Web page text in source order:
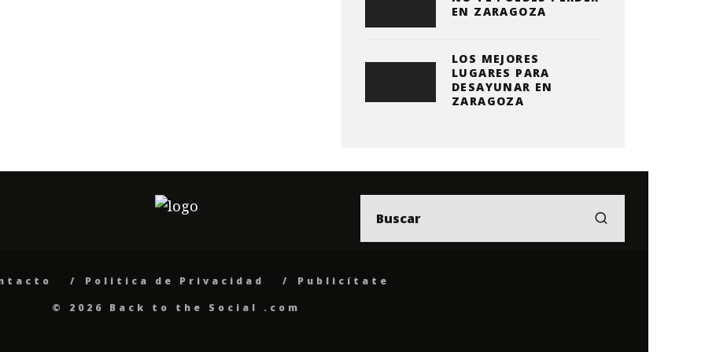
EN ZARAGOZA
LOS MEJORES
LUGARES PARA
DESAYUNAR EN
ZARAGOZA
Politica de Privacidad
Publicítate
© 2026 Back to the Social .com